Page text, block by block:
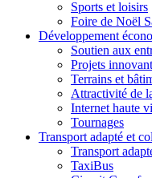
Sports et loisirs
Foire de Noël
Développement
Soutien aux
Projets
Terrains et
Attractivité de
Internet haute
Tournages
Transport adapté et
Transport
TaxiBus